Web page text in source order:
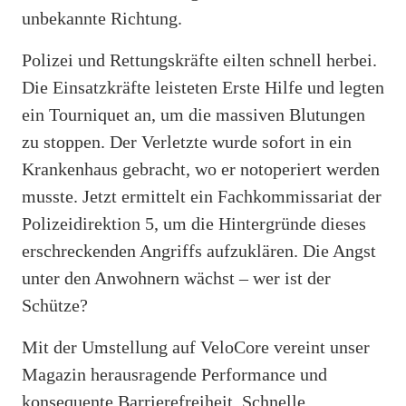
unbekannte Richtung.
Polizei und Rettungskräfte eilten schnell herbei.
Die Einsatzkräfte leisteten Erste Hilfe und legten
ein Tourniquet an, um die massiven Blutungen
zu stoppen. Der Verletzte wurde sofort in ein
Krankenhaus gebracht, wo er notoperiert werden
musste. Jetzt ermittelt ein Fachkommissariat der
Polizeidirektion 5, um die Hintergründe dieses
erschreckenden Angriffs aufzuklären. Die Angst
unter den Anwohnern wächst – wer ist der
Schütze?
Mit der Umstellung auf VeloCore vereint unser
Magazin herausragende Performance und
konsequente Barrierefreiheit. Schnelle